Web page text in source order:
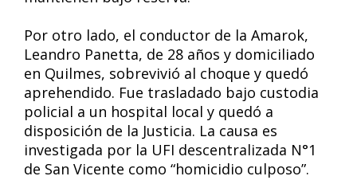
Por otro lado, el conductor de la Amarok,
Leandro Panetta, de 28 años y domiciliado
en Quilmes, sobrevivió al choque y quedó
aprehendido. Fue trasladado bajo custodia
policial a un hospital local y quedó a
disposición de la Justicia. La causa es
investigada por la UFI descentralizada N°1
de San Vicente como “homicidio culposo”.